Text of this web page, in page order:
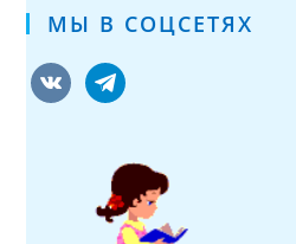
МЫ В СОЦСЕТЯХ
vkontaktetelegram